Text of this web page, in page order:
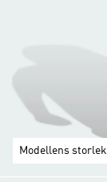
Modellens storlek